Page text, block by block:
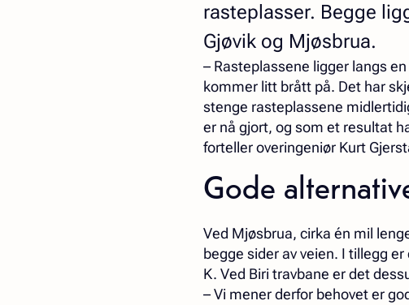
rasteplasser. Begge
Gjøvik og Mjøsbrua.
– Rasteplassene ligger langs
kommer litt brått på. Det har
stenge rasteplassene
er nå gjort, og som et resultat
forteller overingeniør Kurt
Gode
Ved Mjøsbrua, cirka én mil
begge sider av veien. I tillegg
K. Ved Biri travbane er det
– Vi mener derfor behovet er